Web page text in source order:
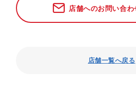
店舗へのお問い合
店舗一覧へ戻る